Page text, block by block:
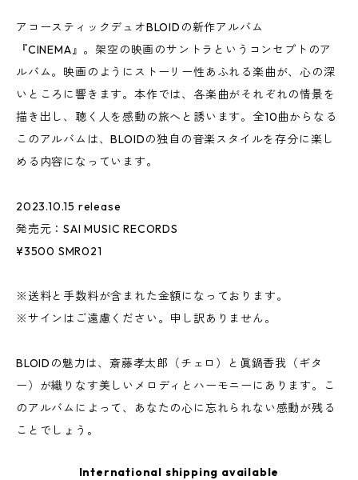
アコースティックデュオBLOIDの新作アルバム
『CINEMA』。架空の映画のサントラというコンセプトのア
ルバム。映画のようにストーリー性あふれる楽曲が、心の深
いところに響きます。本作では、各楽曲がそれぞれの情景を
描き出し、聴く人を感動の旅へと誘います。全10曲からなる
このアルバムは、BLOIDの独自の音楽スタイルを存分に楽し
める内容になっています。
2023.10.15 release
発売元：SAI MUSIC RECORDS
¥3500 SMR021
※送料と手数料が含まれた金額になっております。
※サインはご遠慮ください。申し訳ありません。
BLOIDの魅力は、斎藤孝太郎（チェロ）と眞鍋香我（ギタ
ー）が織りなす美しいメロディとハーモニーにあります。こ
のアルバムによって、あなたの心に忘れられない感動が残る
ことでしょう。
International shipping available